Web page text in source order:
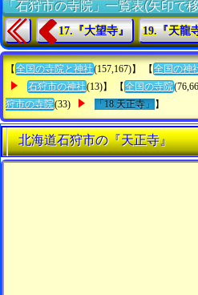
「石狩市の寺院」一覧表(矢印で
17.『大望寺』 19.『天龍
【 全国の寺院と神社(157,167)】 【 全国の神
石狩市の神社(13)】 【 全国の寺院
狩市の寺院(33) 「18.天正寺」 】
北海道石狩市の『天正寺』